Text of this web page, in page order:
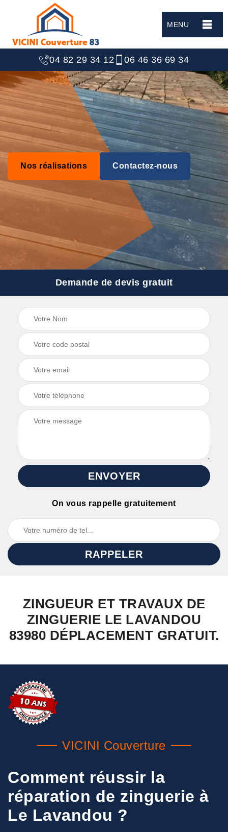
MENU
04 82 29 34 12 06 46 36 69 34
Nos réalisations Contactez-nous
Demande de devis gratuit
On vous rappelle gratuitement
ZINGUEUR ET TRAVAUX DE
ZINGUERIE LE LAVANDOU
83980 DÉPLACEMENT GRATUIT.
VICINI Couverture
Comment réussir la
réparation de zinguerie à
Le Lavandou ?